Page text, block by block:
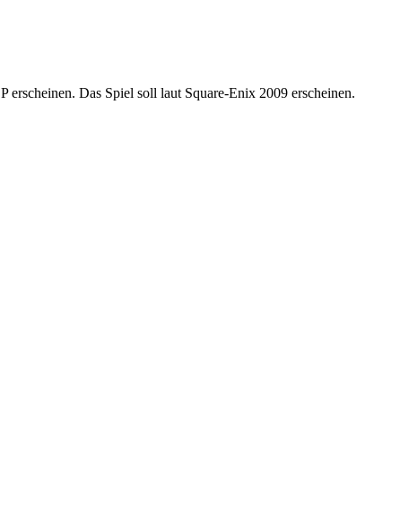
Das Spiel soll laut Square-Enix 2009 erscheinen.